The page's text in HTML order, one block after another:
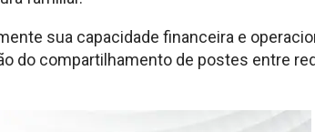
sua capacidade financeira e
do compartilhamento de postes entre